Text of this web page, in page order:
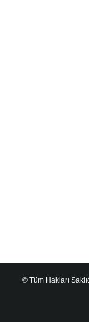
© Tüm Hakları